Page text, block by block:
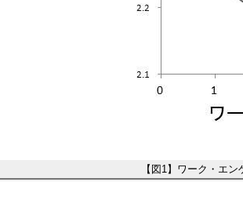
【図1】ワーク・エ